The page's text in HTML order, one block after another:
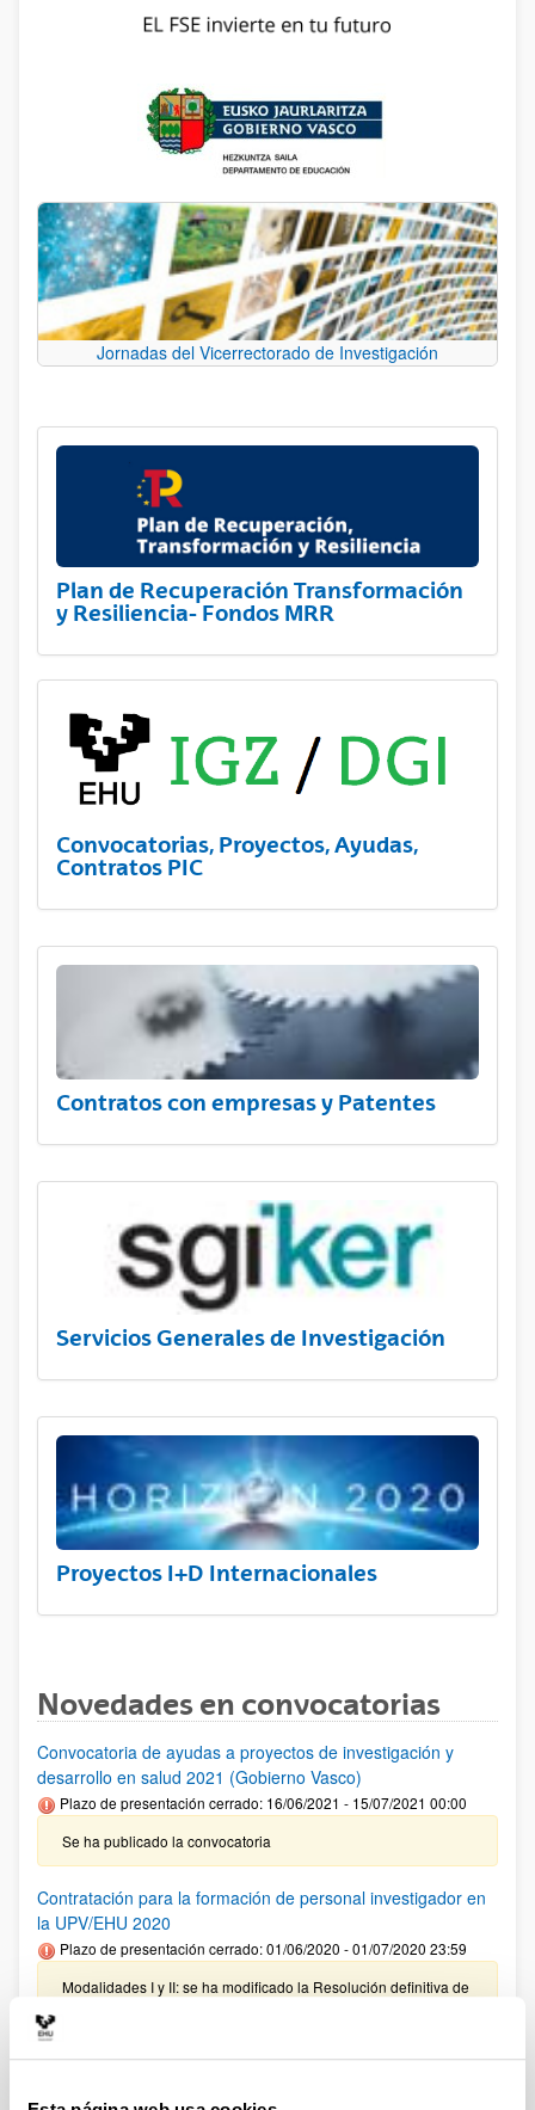
Jornadas del Vicerrectorado de Investigación
Plan de Recuperación Transformación
y Resiliencia- Fondos MRR
Convocatorias, Proyectos, Ayudas,
Contratos PIC
Contratos con empresas y Patentes
Servicios Generales de Investigación
Proyectos I+D Internacionales
Novedades en convocatorias
Convocatoria de ayudas a proyectos de investigación y
desarrollo en salud 2021 (Gobierno Vasco)
Plazo de presentación cerrado: 16/06/2021 - 15/07/2021 00:00
Se ha publicado la convocatoria
Contratación para la formación de personal investigador en
la UPV/EHU 2020
Plazo de presentación cerrado: 01/06/2020 - 01/07/2020 23:59
Modalidades I y II: se ha modificado la Resolución definitiva de